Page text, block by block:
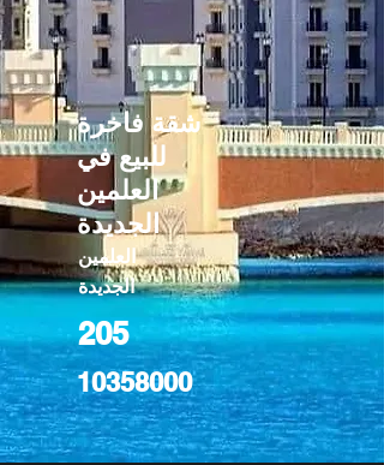
شقة فاخرة
للبيع في
العلمين
الجديدة
العلمين
الجديدة
205
10358000